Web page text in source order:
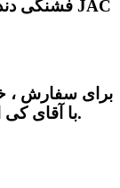
برای سفارش ،
KMC T9 با آقای کی ام سی در تهران تماس بگیرید.